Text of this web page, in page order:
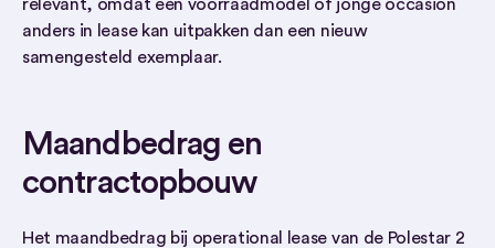
relevant, omdat een voorraadmodel of jonge occasion
anders in lease kan uitpakken dan een nieuw
samengesteld exemplaar.
Maandbedrag en
contractopbouw
Het maandbedrag bij operational lease van de Polestar 2